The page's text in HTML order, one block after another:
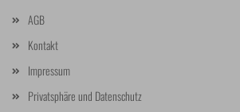
AGB
Kontakt
Impressum
Privatsphäre und Datenschutz